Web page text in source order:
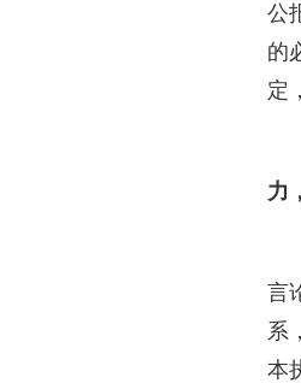
公
的
定
力
言
系
本